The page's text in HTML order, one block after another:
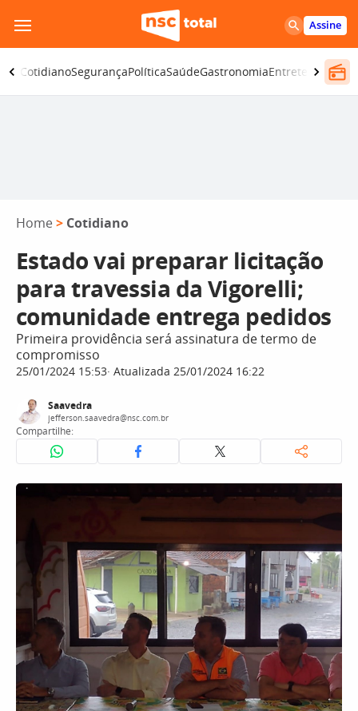
para
o
conteúdo
Assine
CotidianoSegurançaPolíticaSaúdeGastronomiaEntretenimento
Home > Cotidiano
Estado vai preparar licitação
para travessia da Vigorelli;
comunidade entrega pedidos
Primeira providência será assinatura de termo de
compromisso
25/01/2024 15:53 Atualizada 25/01/2024 16:22
Saavedra
jefferson.saavedra@nsc.com.br
Compartilhe: